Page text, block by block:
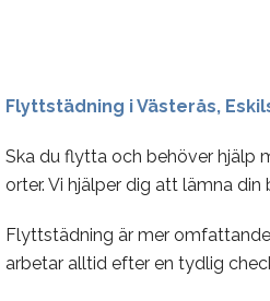
Flyttstädning i Västerås,
Ska du flytta och behöver hjälp
orter. Vi hjälper dig att lämna
Flyttstädning är mer
arbetar alltid efter en tydlig